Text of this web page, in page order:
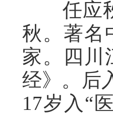
任应秋
秋。著名
家。四川
经》。后
17岁入“